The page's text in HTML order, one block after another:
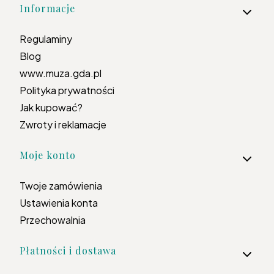
Informacje
Regulaminy
Blog
www.muza.gda.pl
Polityka prywatności
Jak kupować?
Zwroty i reklamacje
Moje konto
Twoje zamówienia
Ustawienia konta
Przechowalnia
Płatności i dostawa